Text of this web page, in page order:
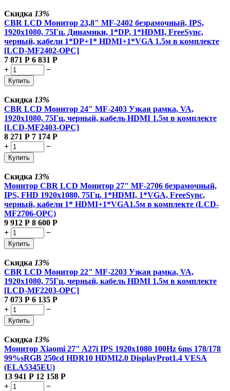
Скидка 13%
CBR LCD Монитор 23,8" MF-2402 безрамочный, IPS,
1920x1080, 75Гц, Динамики, 1*DP, 1*HDMI, FreeSync,
черный, кабели 1*DP+1* HDMI+1*VGA 1.5м в комплекте
[LCD-MF2402-OPC]
7 871 Р 6 831 Р
+
−
Купить
Скидка 13%
CBR LCD Монитор 24" MF-2403 Узкая рамка, VA,
1920x1080, 75Гц, черный, кабель HDMI 1.5м в комплекте
[LCD-MF2403-OPC]
8 271 Р 7 174 Р
+
−
Купить
Скидка 13%
Монитор CBR LCD Монитор 27" MF-2706 безрамочный,
IPS, FHD 1920x1080, 75Гц, 1*HDMI, 1*VGA, FreeSync,
черный, кабели 1* HDMI+1*VGA1.5м в комплекте (LCD-
MF2706-OPC)
9 912 Р 8 600 Р
+
−
Купить
Скидка 13%
CBR LCD Монитор 22" MF-2203 Узкая рамка, VA,
1920x1080, 75Гц, черный, кабель HDMI 1.5м в комплекте
[LCD-MF2203-OPC]
7 073 Р 6 135 Р
+
−
Купить
Скидка 13%
Монитор Xiaomi 27" A27i IPS 1920x1080 100Hz 6ms 178/178
99%sRGB 250cd HDR10 HDMI2.0 DisplayProt1.4 VESA
(ELA5345EU)
13 941 Р 12 158 Р
+
−